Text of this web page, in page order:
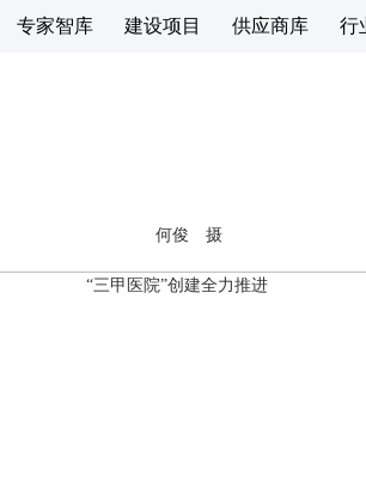
专家智库 建设项目 供应商库 行
车库。 何俊 摄